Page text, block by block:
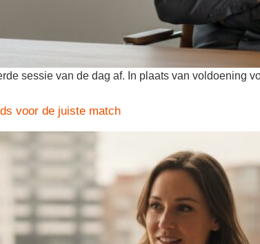
sessie van de dag af. In plaats van voldoening
voor de juiste match